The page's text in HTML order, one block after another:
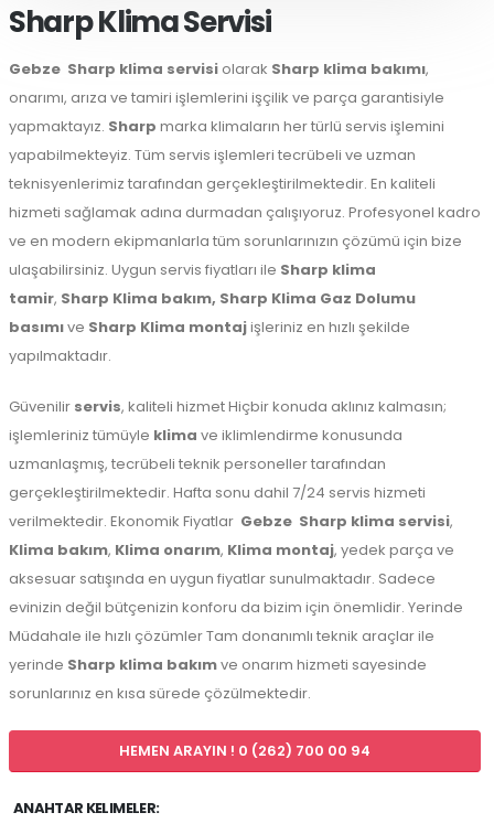
Sharp Klima Servisi
Gebze Sharp klima servisi olarak Sharp klima bakımı,
onarımı, arıza ve tamiri işlemlerini işçilik ve parça garantisiyle
yapmaktayız. Sharp marka klimaların her türlü servis işlemini
yapabilmekteyiz. Tüm servis işlemleri tecrübeli ve uzman
teknisyenlerimiz tarafından gerçekleştirilmektedir. En kaliteli
hizmeti sağlamak adına durmadan çalışıyoruz. Profesyonel kadro
ve en modern ekipmanlarla tüm sorunlarınızın çözümü için bize
ulaşabilirsiniz. Uygun servis fiyatları ile Sharp klima
tamir, Sharp Klima bakım, Sharp Klima Gaz Dolumu
basımıve Sharp Klima montajişleriniz en hızlı şekilde
yapılmaktadır.
Güvenilir servis, kaliteli hizmet Hiçbir konuda aklınız kalmasın;
işlemleriniz tümüyle klima ve iklimlendirme konusunda
uzmanlaşmış, tecrübeli teknik personeller tarafından
gerçekleştirilmektedir. Hafta sonu dahil 7/24 servis hizmeti
verilmektedir. Ekonomik Fiyatlar Gebze Sharp klima servisi,
Klima bakım, Klima onarım, Klima montaj, yedek parça ve
aksesuar satışında en uygun fiyatlar sunulmaktadır. Sadece
evinizin değil bütçenizin konforu da bizim için önemlidir. Yerinde
Müdahale ile hızlı çözümler Tam donanımlı teknik araçlar ile
yerinde Sharp klima bakımve onarım hizmeti sayesinde
sorunlarınız en kısa sürede çözülmektedir.
HEMEN ARAYIN ! 0 (262) 700 00 94
ANAHTAR KELIMELER: